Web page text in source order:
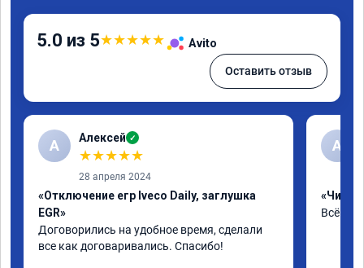
5.0 из 5★★★★★ Avito
Оставить отзыв
А Алексей ✓
★★★★★
28 апреля 2024
«Отключение егр Iveco Daily, заглушка
EGR»
Договорились на удобное время, сделали
все как договаривались. Спасибо!
А
«Чип
Всё на